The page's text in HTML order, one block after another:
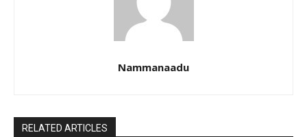
Nammanaadu
RELATED ARTICLES